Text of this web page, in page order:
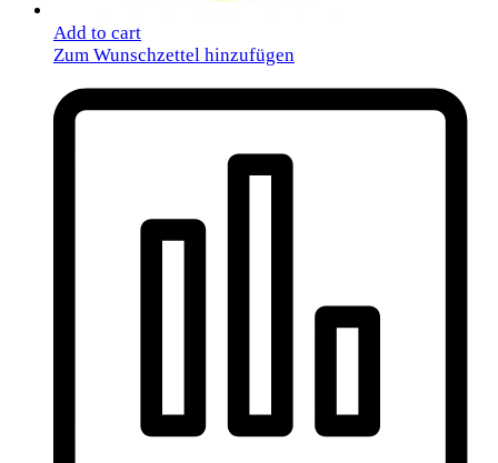
Add to cart
Zum Wunschzettel hinzufügen